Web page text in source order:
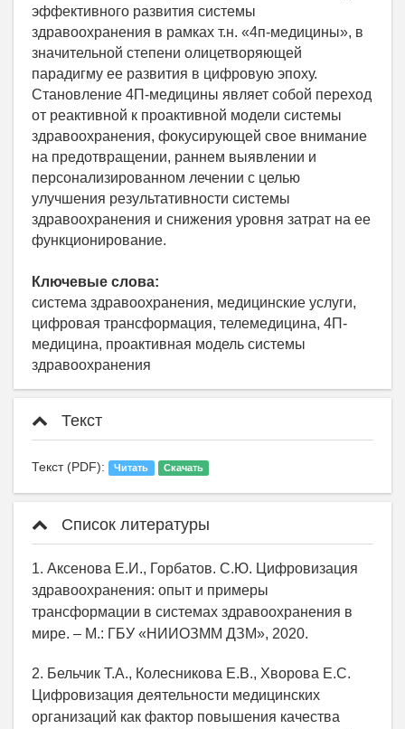
эффективного развития системы
здравоохранения в рамках т.н. «4п-медицины», в
значительной степени олицетворяющей
парадигму ее развития в цифровую эпоху.
Становление 4П-медицины являет собой переход
от реактивной к проактивной модели системы
здравоохранения, фокусирующей свое внимание
на предотвращении, раннем выявлении и
персонализированном лечении с целью
улучшения результативности системы
здравоохранения и снижения уровня затрат на ее
функционирование.
Ключевые слова:
система здравоохранения, медицинские услуги,
цифровая трансформация, телемедицина, 4П-
медицина, проактивная модель системы
здравоохранения
Текст
Текст (PDF): Читать Скачать
Список литературы
1. Аксенова Е.И., Горбатов. С.Ю. Цифровизация
здравоохранения: опыт и примеры
трансформации в системах здравоохранения в
мире. – М.: ГБУ «НИИОЗММ ДЗМ», 2020.
2. Бельчик Т.А., Колесникова Е.В., Хворова Е.С.
Цифровизация деятельности медицинских
организаций как фактор повышения качества